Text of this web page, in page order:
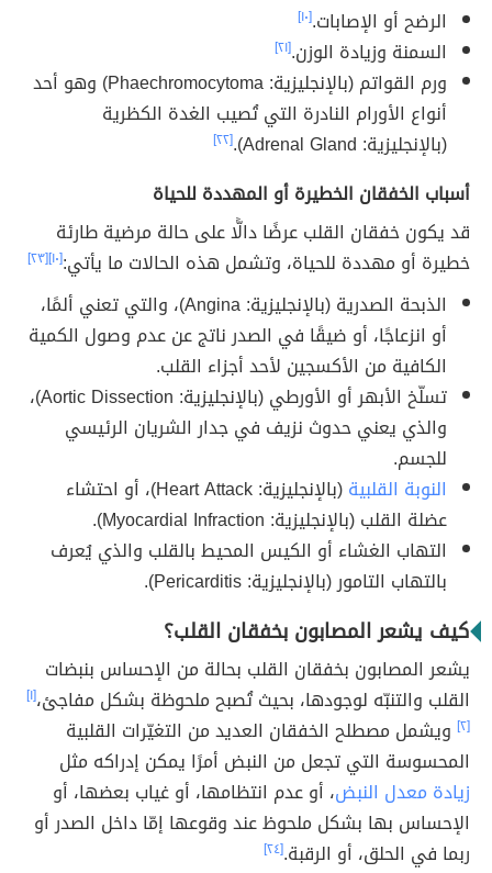
الرضح أو الإصابات.[١٠]
السمنة وزيادة الوزن.[٢١]
ورم القواتم (بالإنجليزية: Phaechromocytoma) وهو أحد
أنواع الأورام النادرة التي تُصيب الغدة الكظرية
(بالإنجليزية: Adrenal Gland).
[٢٢]
أسباب الخفقان الخطيرة أو المهددة للحياة
قد يكون خفقان القلب عرضًا دالًّا على حالة مرضية طارئة
خطيرة أو مهددة للحياة، وتشمل هذه الحالات ما يأتي:[١٠] [٢٣]
الذبحة الصدرية (بالإنجليزية: Angina)، والتي تعني ألمًا،
أو انزعاجًا، أو ضيقًا في الصدر ناتج عن عدم وصول الكمية
الكافية من الأكسجين لأحد أجزاء القلب.
تسلّخ الأبهر أو الأورطي (بالإنجليزية: Aortic Dissection)،
والذي يعني حدوث نزيف في جدار الشريان الرئيسي
للجسم.
النوبة القلبية
(بالإنجليزية: Heart Attack)، أو احتشاء
عضلة القلب (بالإنجليزية: Myocardial Infraction).
التهاب الغشاء أو الكيس المحيط بالقلب والذي يُعرف
بالتهاب التامور (بالإنجليزية: Pericarditis).
كيف يشعر المصابون بخفقان القلب؟
يشعر المصابون بخفقان القلب بحالة من الإحساس بنبضات
القلب والتنبّه لوجودها، بحيث تُصبح ملحوظة بشكل مفاجئ،[١]
[٢]
ويشمل مصطلح الخفقان العديد من التغيّرات القلبية
المحسوسة التي تجعل من النبض أمرًا يمكن إدراكه مثل
زيادة معدل النبض، أو عدم انتظامها، أو غياب بعضها، أو
الإحساس بها بشكل ملحوظ عند وقوعها إمّا داخل الصدر أو
ربما في الحلق، أو الرقبة.[٢٤]